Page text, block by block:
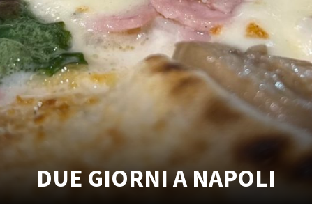
DUE GIORNI A NAPOLI